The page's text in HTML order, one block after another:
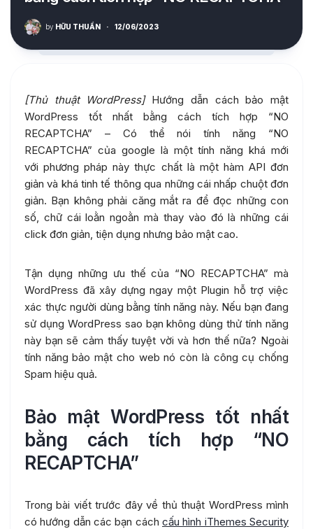
by HỮU THUẦN · 12/06/2023
[Thủ thuật WordPress]Hướng dẫn cách bảo mật
WordPress tốt nhất bằng cách tích hợp “NO
RECAPTCHA” – Có thể nói tính năng “NO
RECAPTCHA” của google là một tính năng khá mới
với phương pháp này thực chất là một hàm API đơn
giản và khá tinh tế thông qua những cái nhấp chuột đơn
giản. Bạn không phải căng mắt ra để đọc những con
số, chữ cái loằn ngoằn mà thay vào đó là những cái
click đơn giản, tiện dụng nhưng bảo mật cao.
Tận dụng những ưu thế của “NO RECAPTCHA” mà
WordPress đã xây dựng ngay một Plugin hỗ trợ việc
xác thực người dùng bằng tính năng này. Nếu bạn đang
sử dụng WordPress sao bạn không dùng thử tính năng
này bạn sẽ cảm thấy tuyệt vời và hơn thế nữa? Ngoài
tính năng bảo mật cho web nó còn là công cụ chống
Spam hiệu quả.
Bảo mật WordPress tốt nhất
bằng cách tích hợp “NO
RECAPTCHA”
Trong bài viết trước đây về thủ thuật WordPress mình
có hướng dẫn các bạn cách cấu hình iThemes Security